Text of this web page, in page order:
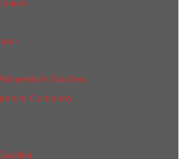
Garden.
Company